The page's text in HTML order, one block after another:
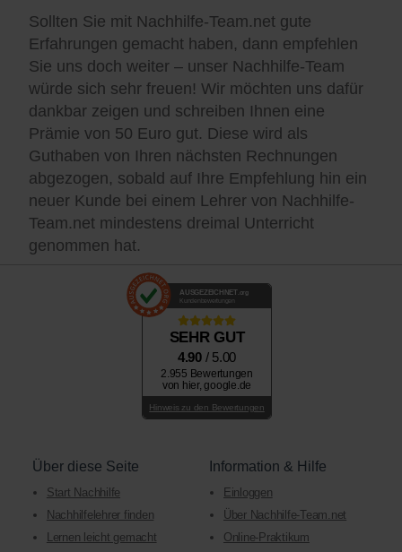
Sollten Sie mit Nachhilfe-Team.net gute
Erfahrungen gemacht haben, dann empfehlen
Sie uns doch weiter – unser Nachhilfe-Team
würde sich sehr freuen! Wir möchten uns dafür
dankbar zeigen und schreiben Ihnen eine
Prämie von 50 Euro gut. Diese wird als
Guthaben von Ihren nächsten Rechnungen
abgezogen, sobald auf Ihre Empfehlung hin ein
neuer Kunde bei einem Lehrer von Nachhilfe-
Team.net mindestens dreimal Unterricht
genommen hat.
AUSGEZEICHNET .org
Kundenbewertungen
SEHR GUT
4.90 / 5.00
2.955 Bewertungen
von hier, google.de
Hinweis zu den Bewertungen
Über diese Seite
Start Nachhilfe
Nachhilfelehrer finden
Lernen leicht gemacht
Information & Hilfe
Einloggen
Über Nachhilfe-Team.net
Online-Praktikum